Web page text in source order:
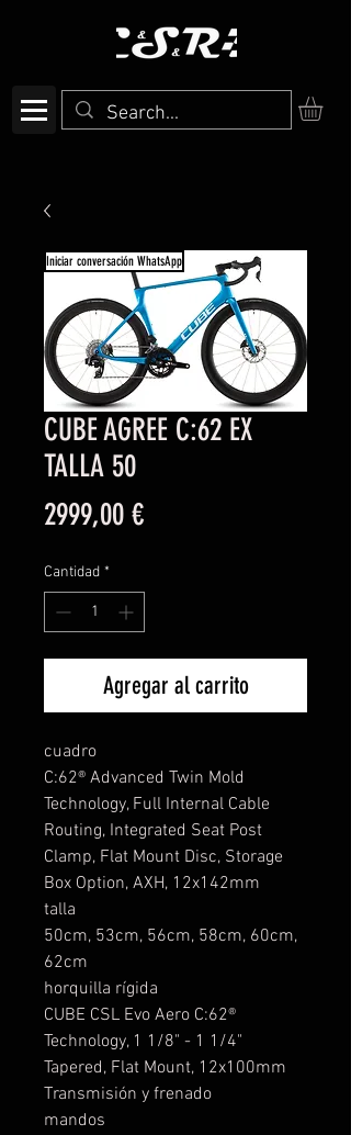
CUBE AGREE C:62 EX
TALLA 50
2999,00 €Precio
Cantidad *
Agregar al carrito
cuadro
C:62® Advanced Twin Mold
Technology, Full Internal Cable
Routing, Integrated Seat Post
Clamp, Flat Mount Disc, Storage
Box Option, AXH, 12x142mm
talla
50cm, 53cm, 56cm, 58cm, 60cm,
62cm
horquilla rígida
CUBE CSL Evo Aero C:62®
Technology, 1 1/8" - 1 1/4"
Tapered, Flat Mount, 12x100mm
Transmisión y frenado
mandos
Iniciar conversación WhatsApp